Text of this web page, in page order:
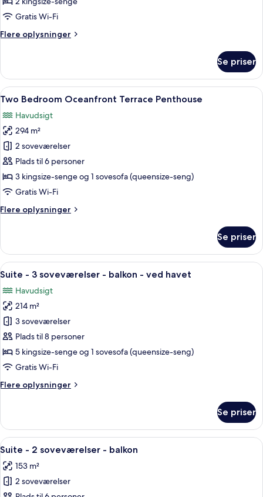
soveværelser
ved
Gratis Wi-Fi
Flere oplysninger
Flere
-
soveværelser
ved
havet
Se priser
Indlæs
alle
billeder
af
Two
Bedroom
Oceanfront
Terrace
Et soveværelse med en seng, bænk,
15
Two Bedroom Oceanfront Terrace Penthouse
Havudsigt
294 m²
2 soveværelser
Plads til 6 personer
3 kingsize-senge og 1 sovesofa (queensize-seng)
Gratis Wi-Fi
Flere oplysninger
Flere
Bedroom
Oceanfront
Terrace
Se priser
Indlæs
alle
billeder
af
Suite
-
3
soveværelser
balkon
havet
En balkon med gelænder af glas,
10
Suite - 3 soveværelser - balkon - ved havet
Havudsigt
214 m²
3 soveværelser
Plads til 8 personer
5 kingsize-senge og 1 sovesofa (queensize-seng)
Gratis Wi-Fi
Flere oplysninger
Flere
-
soveværelser
balkon
Se priser
Indlæs
alle
billeder
af
En balkon med fletmøbler, et
11
Suite - 2 soveværelser - balkon
153 m²
2 soveværelser